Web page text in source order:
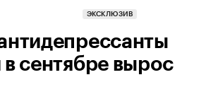
ЭКСКЛЮЗИВ
сентябре вырос